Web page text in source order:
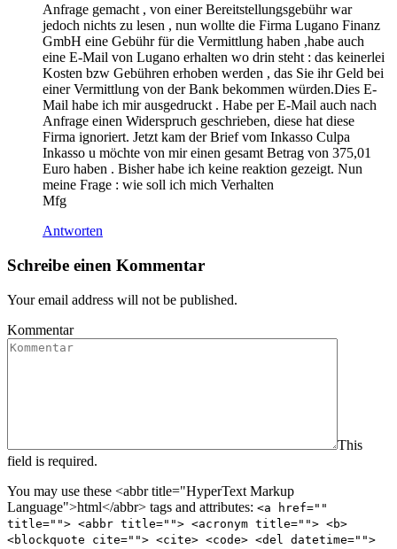
Anfrage gemacht , von einer Bereitstellungsgebühr war
jedoch nichts zu lesen , nun wollte die Firma Lugano Finanz
GmbH eine Gebühr für die Vermittlung haben ,habe auch
eine E-Mail von Lugano erhalten wo drin steht : das keinerlei
Kosten bzw Gebühren erhoben werden , das Sie ihr Geld bei
einer Vermittlung von der Bank bekommen würden.Dies E-
Mail habe ich mir ausgedruckt . Habe per E-Mail auch nach
Anfrage einen Widerspruch geschrieben, diese hat diese
Firma ignoriert. Jetzt kam der Brief vom Inkasso Culpa
Inkasso u möchte von mir einen gesamt Betrag von 375,01
Euro haben . Bisher habe ich keine reaktion gezeigt. Nun
meine Frage : wie soll ich mich Verhalten
Mfg
Antworten
Schreibe einen Kommentar
Your email address will not be published.
Kommentar
This
field is required.
You may use these <abbr title="HyperText Markup
Language">html</abbr> tags and attributes: <a href=""
title=""> <abbr title=""> <acronym title=""> <b>
<blockquote cite=""> <cite> <code> <del datetime="">